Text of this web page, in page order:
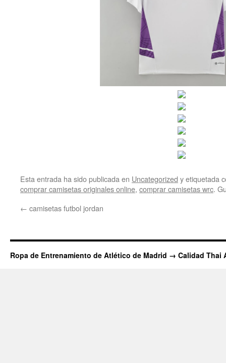
Esta entrada ha sido publicada en Uncategorized y etiquetada
comprar camisetas originales online, comprar camisetas wrc.
← camisetas futbol jordan
Ropa de Entrenamiento de Atlético de Madrid → Calidad Thai